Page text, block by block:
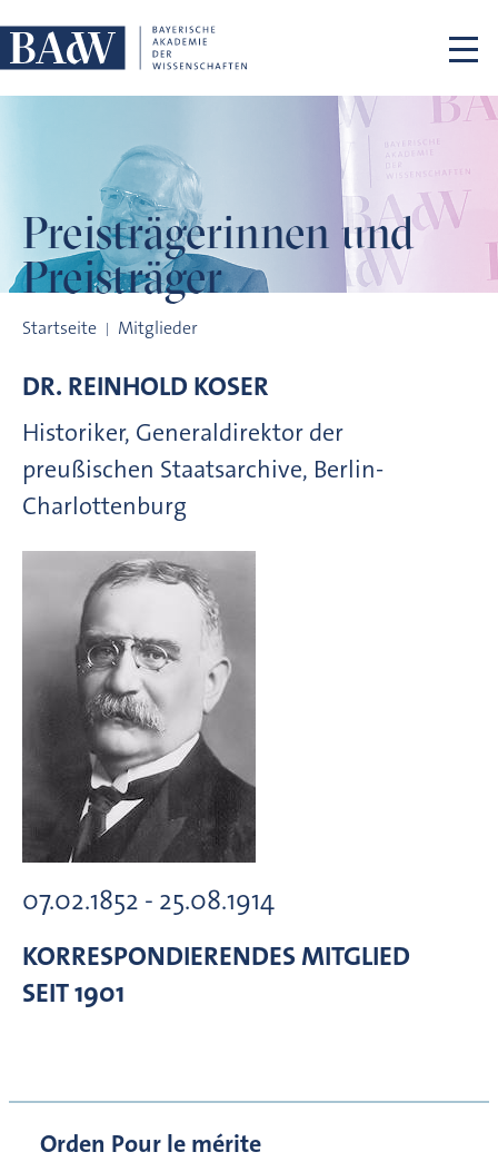
Preisträgerinnen und
Preisträger
Startseite Mitglieder
DR. REINHOLD KOSER
Historiker, Generaldirektor der
preußischen Staatsarchive, Berlin-
Charlottenburg
07.02.1852 - 25.08.1914
KORRESPONDIERENDES MITGLIED
SEIT 1901
Orden Pour le mérite